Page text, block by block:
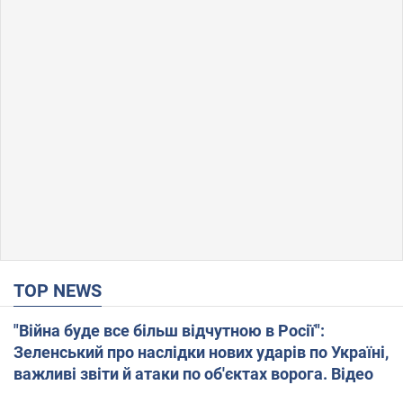
TOP NEWS
"Війна буде все більш відчутною в Росії":
Зеленський про наслідки нових ударів по Україні,
важливі звіти й атаки по об'єктах ворога. Відео